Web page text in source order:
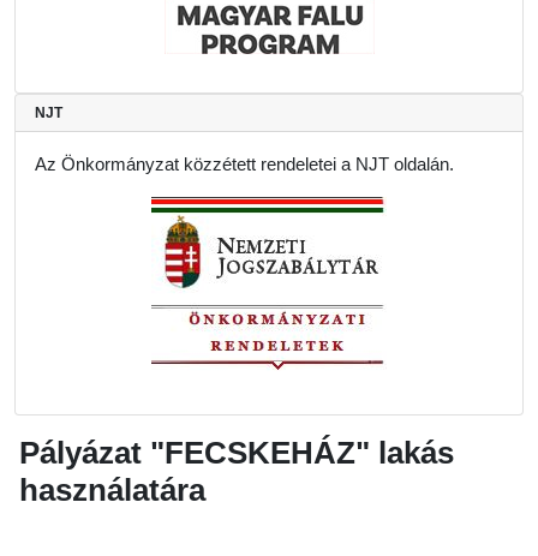
NJT
Az Önkormányzat közzétett rendeletei a NJT oldalán.
Pályázat "FECSKEHÁZ" lakás
használatára